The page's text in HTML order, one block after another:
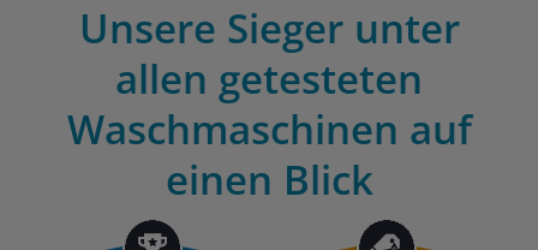
Unsere Sieger unter
allen getesteten
Waschmaschinen auf
einen Blick